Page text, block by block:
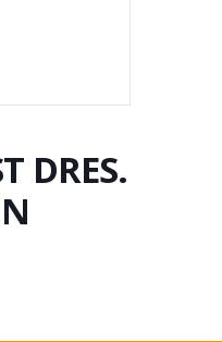
DRES.